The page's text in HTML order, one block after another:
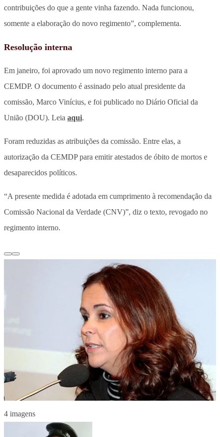
contribuições do que a gente vinha fazendo. Nada funcionou,
somente a elaboração do novo regimento”, complementa.
Resolução interna
Em janeiro, foi aprovado um novo regimento interno para a
CEMDP. O documento é assinado pelo atual presidente da
comissão, Marco Vinícius, e foi publicado no Diário Oficial da
União (DOU). Leia aqui.
Foram reduzidas as atribuições da comissão. Entre elas, a
autorização da CEMDP para emitir atestados de óbito de mortos e
desaparecidos políticos.
“A presente medida é adotada em cumprimento à recomendação da
Comissão Nacional da Verdade (CNV)”, diz o texto, revogado no
regimento interno.
4 imagens